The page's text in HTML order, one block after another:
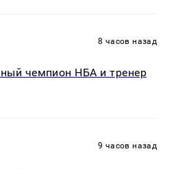
8 часов назад
чемпион НБА и тренер
9 часов назад